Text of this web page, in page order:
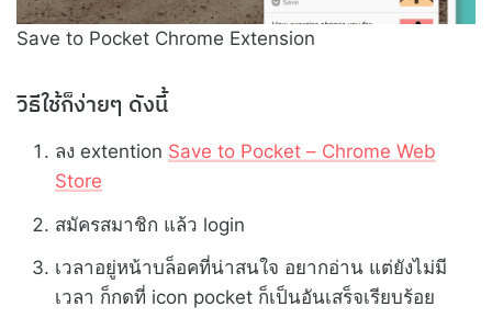
Save to Pocket Chrome Extension
วิธีใช้ก็ง่ายๆ ดังนี้
ลง extention Save to Pocket – Chrome Web
Store
สมัครสมาชิก แล้ว login
เวลาอยู่หน้าบล็อคที่น่าสนใจ อยากอ่าน แต่ยังไม่มี
เวลา ก็กดที่ icon pocket ก็เป็นอันเสร็จเรียบร้อย